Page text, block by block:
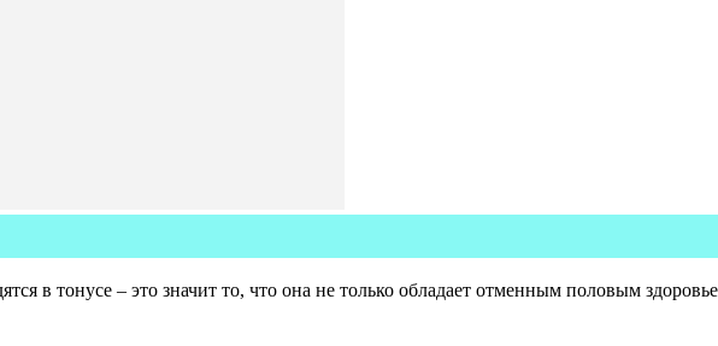
в тонусе – это значит то, что она не только обладает отменным половым